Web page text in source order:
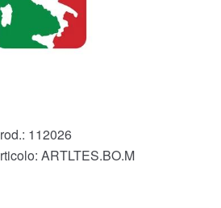
112026
ARTLTES.BO.M